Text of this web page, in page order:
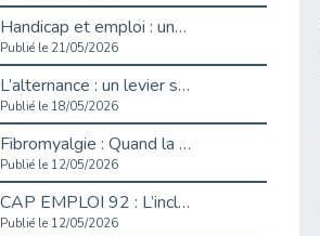
Handicap et emploi : une matinée pour briser les tabous
Publié le 21/05/2026
L’alternance : un levier stratégique pour recruter et inclure durablement
Publié le 18/05/2026
Fibromyalgie : Quand la douleur invisible s’invite au bureau
Publié le 12/05/2026
CAP EMPLOI 92 : L’inclusion portée à son sommet, bien au-delà des quotas
Publié le 12/05/2026